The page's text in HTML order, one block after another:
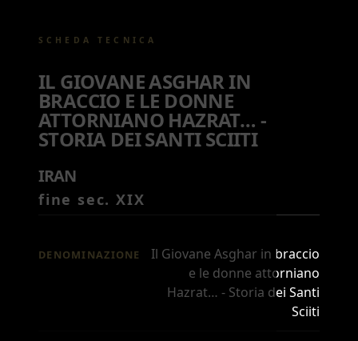
SCHEDA TECNICA
IL GIOVANE ASGHAR IN
BRACCIO E LE DONNE
ATTORNIANO HAZRAT… -
STORIA DEI SANTI SCIITI
IRAN
fine sec. XIX
DENOMINAZIONE
Il Giovane Asghar in braccio
e le donne attorniano
Hazrat… - Storia dei Santi
Sciiti